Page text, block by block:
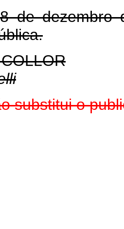
de dezembro
substitui o